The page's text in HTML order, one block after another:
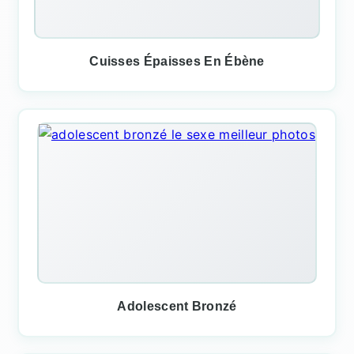
Cuisses Épaisses En Ébène
Adolescent Bronzé